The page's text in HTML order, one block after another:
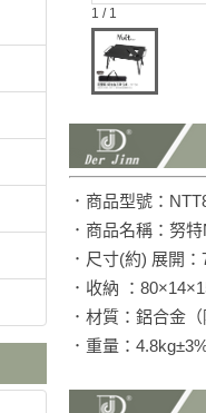
1 / 1
．商品型號：
．商品名稱：努
．尺寸(約) 展開
．收納 ：
．材質：鋁合金
．重量：